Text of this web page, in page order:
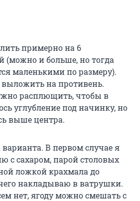
примерно на 6
(можно и больше, но тогда
маленькими по размеру).
на противень.
расплющить, чтобы в
углубление под начинку, но
выше центра.
В первом случае я
с сахаром, парой столовых
ложкой крахмала до
накладываю в ватрушки.
нет, ягоду можно смешать с